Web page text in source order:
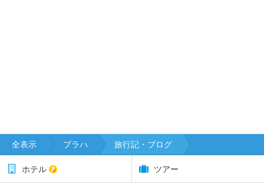
全表示 プラハ 旅行記・ブログ
ホテル ツアー